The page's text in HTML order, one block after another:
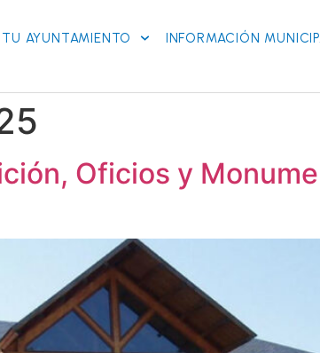
TU AYUNTAMIENTO INFORMACIÓN
Oficios y